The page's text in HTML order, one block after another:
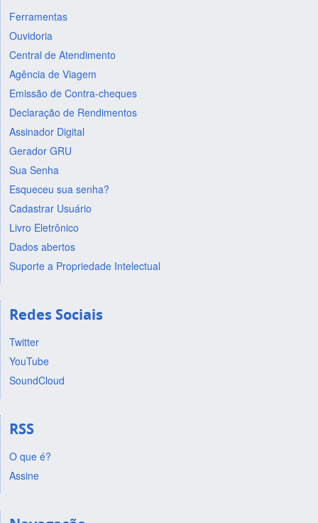
Ferramentas
Ouvidoria
Central de Atendimento
Agência de Viagem
Emissão de Contra-cheques
Declaração de Rendimentos
Assinador Digital
Gerador GRU
Sua Senha
Esqueceu sua senha?
Cadastrar Usuário
Livro Eletrônico
Dados abertos
Suporte a Propriedade Intelectual
Redes Sociais
Twitter
YouTube
SoundCloud
RSS
O que é?
Assine